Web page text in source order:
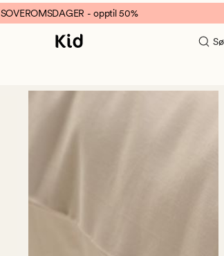
SOVEROMSDAGER - opptil 50%